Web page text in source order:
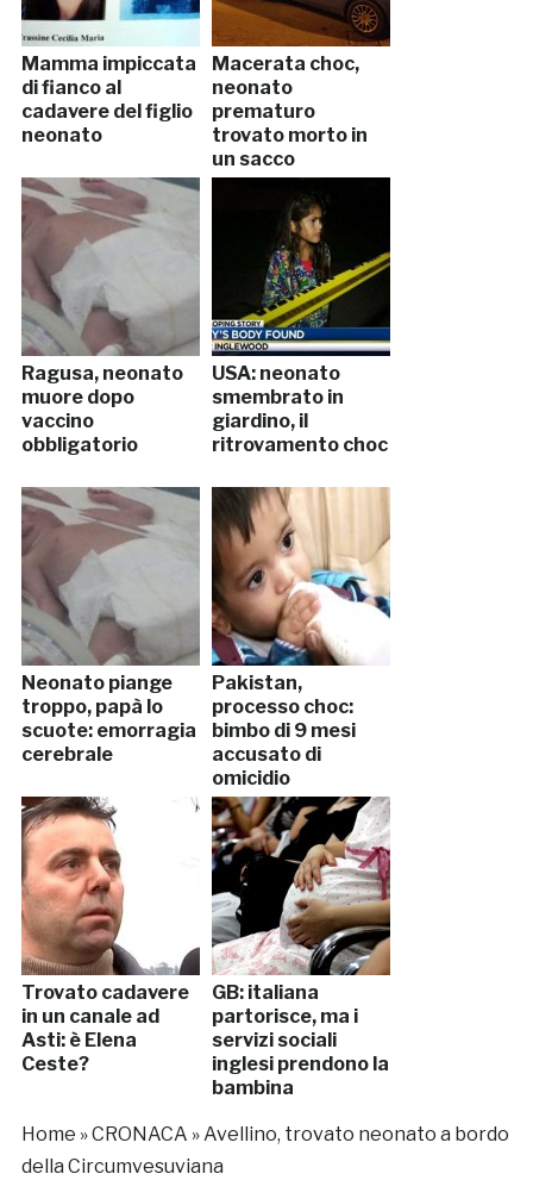
Mamma impiccata
di fianco al
cadavere del figlio
neonato
Macerata choc,
neonato
prematuro
trovato morto in
un sacco
Ragusa, neonato
muore dopo
vaccino
obbligatorio
USA: neonato
smembrato in
giardino, il
ritrovamento choc
Neonato piange
troppo, papà lo
scuote: emorragia
cerebrale
Pakistan,
processo choc:
bimbo di 9 mesi
accusato di
omicidio
Trovato cadavere
in un canale ad
Asti: è Elena
Ceste?
GB: italiana
partorisce, ma i
servizi sociali
inglesi prendono la
bambina
Home »CRONACA »Avellino, trovato neonato a bordo
della Circumvesuviana